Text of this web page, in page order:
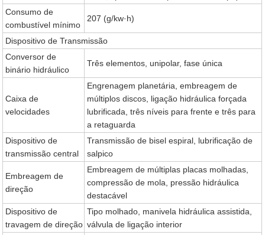
Consumo de
combustível mínimo
207 (g/kw·h)
Dispositivo de Transmissão
Conversor de
binário hidráulico
Três elementos, unipolar, fase única
Caixa de
velocidades
Engrenagem planetária, embreagem de
múltiplos discos, ligação hidráulica forçada
lubrificada, três níveis para frente e três para
a retaguarda
Dispositivo de
transmissão central
Transmissão de bisel espiral, lubrificação de
salpico
Embreagem de
direção
Embreagem de múltiplas placas molhadas,
compressão de mola, pressão hidráulica
destacável
Dispositivo de
travagem de direção
Tipo molhado, manivela hidráulica assistida,
válvula de ligação interior